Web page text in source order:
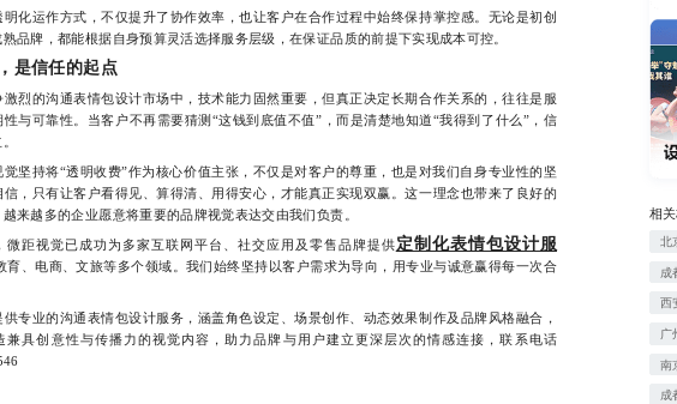
运作方式，不仅提升了协作效率，也让客户在合作过程中始终保持掌控感。无论是初创
熟品牌，都能根据自身预算灵活选择服务层级，在保证品质的前提下实现成本可控。
是信任的起点
的沟通表情包设计市场中，技术能力固然重要，但真正决定长期合作关系的，往往是服
性与可靠性。当客户不再需要猜测“这钱到底值不值”，而是清楚地知道“我得到了什么”，信
持将“透明收费”作为核心价值主张，不仅是对客户的尊重，也是对我们自身专业性的坚
信，只有让客户看得见、算得清、用得安心，才能真正实现双赢。这一理念也带来了良好的
来越多的企业愿意将重要的品牌视觉表达交由我们负责。
视觉已成功为多家互联网平台、社交应用及零售品牌提供定制化表情包设计服
育、电商、文旅等多个领域。我们始终坚持以客户需求为导向，用专业与诚意赢得每一次合
业的沟通表情包设计服务，涵盖角色设定、场景创作、动态效果制作及品牌风格融合，
兼具创意性与传播力的视觉内容，助力品牌与用户建立更深层次的情感连接，联系电话
相关
北
成
西
广
南
成